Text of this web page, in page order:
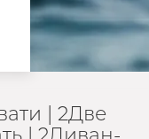
2Две